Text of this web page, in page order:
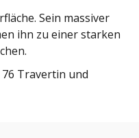
Sein massiver
ihn zu einer starken
Travertin und